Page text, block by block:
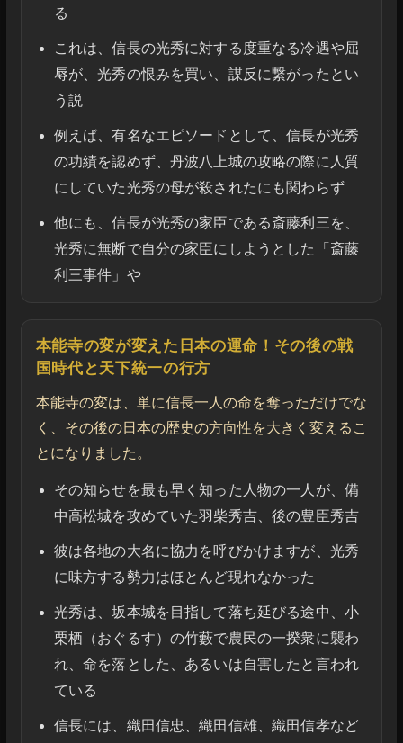
る
これは、信長の光秀に対する度重なる冷遇や屈
辱が、光秀の恨みを買い、謀反に繋がったとい
う説
例えば、有名なエピソードとして、信長が光秀
の功績を認めず、丹波八上城の攻略の際に人質
にしていた光秀の母が殺されたにも関わらず
他にも、信長が光秀の家臣である斎藤利三を、
光秀に無断で自分の家臣にしようとした「斎藤
利三事件」や
本能寺の変が変えた日本の運命！その後の戦
国時代と天下統一の行方
本能寺の変は、単に信長一人の命を奪っただけでな
く、その後の日本の歴史の方向性を大きく変えるこ
とになりました。
その知らせを最も早く知った人物の一人が、備
中高松城を攻めていた羽柴秀吉、後の豊臣秀吉
彼は各地の大名に協力を呼びかけますが、光秀
に味方する勢力はほとんど現れなかった
光秀は、坂本城を目指して落ち延びる途中、小
栗栖（おぐるす）の竹藪で農民の一揆衆に襲わ
れ、命を落とした、あるいは自害したと言われ
ている
信長には、織田信忠、織田信雄、織田信孝など